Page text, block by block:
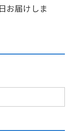
お届けしま